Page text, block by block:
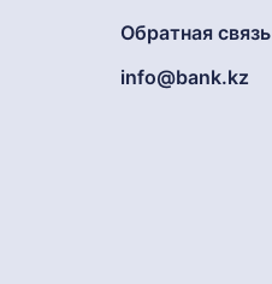
Обратная связь
info@bank.kz